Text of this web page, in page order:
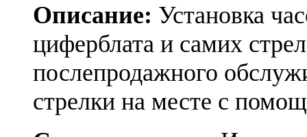
Описание: Установка
циферблата и самих
послепродажного
стрелки на месте с